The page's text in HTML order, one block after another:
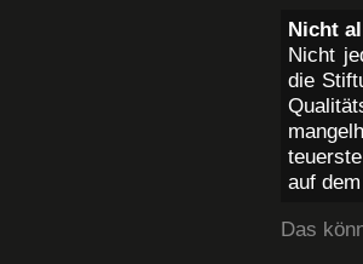
Nicht
Nicht
die
auf
Das